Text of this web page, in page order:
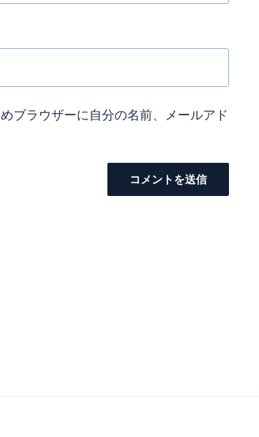
ブラウザーに自分の名前、メールアド